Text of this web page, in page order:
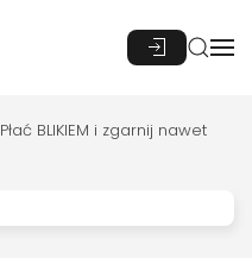
Płać BLIKIEM i zgarnij nawet